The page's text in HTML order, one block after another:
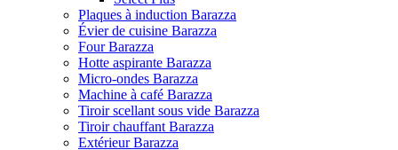
Plaques à induction Barazza
Évier de cuisine Barazza
Four Barazza
Hotte aspirante Barazza
Micro-ondes Barazza
Machine à café Barazza
Tiroir scellant sous vide Barazza
Tiroir chauffant Barazza
Extérieur Barazza